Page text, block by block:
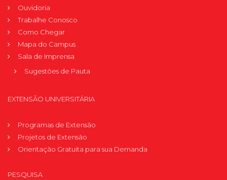
Ouvidoria
Trabalhe Conosco
Como Chegar
Mapa do Campus
Sala de Imprensa
Sugestões de Pauta
EXTENSÃO UNIVERSITÁRIA
Programas de Extensão
Projetos de Extensão
Orientação Gratuita para sua Demanda
PESQUISA